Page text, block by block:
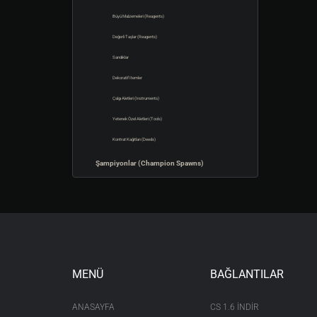
Büyü Malzemeleri (Reagents)
Değerli Taşlar (Reagents)
Sandıklar
Dekoratif Itemler
Çalgı Aletleri (Instruments)
Yetenek Özel Aletleri (Tools)
Kontrat Kağıtları (Deeds)
Şampiyonlar (Champion Spawns)
MENÜ
ANASAYFA
BAĞLANTILAR
CS 1.6 INDIR